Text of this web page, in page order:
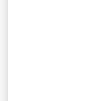
déconseillée
L’utilisation
En cas de
Demandez
votre